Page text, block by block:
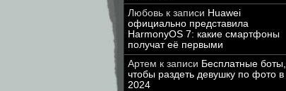
Любовь к записи Huawei
официально представила
HarmonyOS 7: какие смартфоны
получат её первыми
Артем к записи Бесплатные боты,
чтобы раздеть девушку по фото в
2024